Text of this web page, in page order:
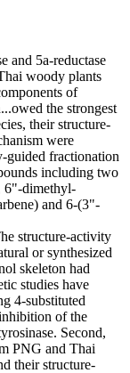
and 5a-reductase
woody plants
of
...owed the strongest
their structure-
were
guided fractionation
including two
6"-dimethyl-
and 6-(3"-
structure-activity
or synthesized
skeleton had
studies have
4-substituted
of the
Second,
PNG and Thai
their structure-